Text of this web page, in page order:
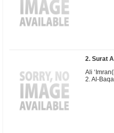
2. Surat
Ali
2. Al-